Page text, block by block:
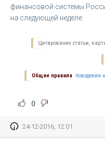
финансовой системы
на следующей неделе.
Цитирование статьи,
Общие правила поведения
0
24-12-2016, 12:01